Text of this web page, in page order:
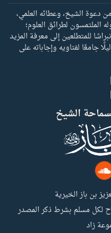
دعوة الشيخ، وعطائه العلمي،
الملتمسون لطرائق العلوم؛
للمتطلعين إلى معرفة المزيد
جامعًا لفتاويه وإجاباته على
الشيخ
بن باز الخيرية
لكل مسلم بشرط ذكر المصدر
زاد